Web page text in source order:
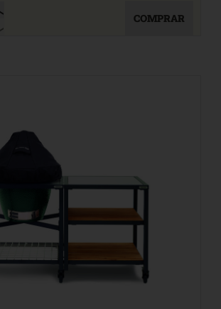
COMPRAR